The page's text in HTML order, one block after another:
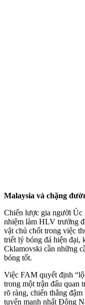
Malaysia và chặng
Chiến lược gia người Úc
nhiệm làm HLV trưởng
vật chủ chốt trong việc
triết lý bóng đá hiện đại,
Cklamovski cần những
bóng tốt.
Việc FAM quyết định
trong một trận đấu quan
rõ ràng, chiến thắng
tuyển mạnh nhất Đông